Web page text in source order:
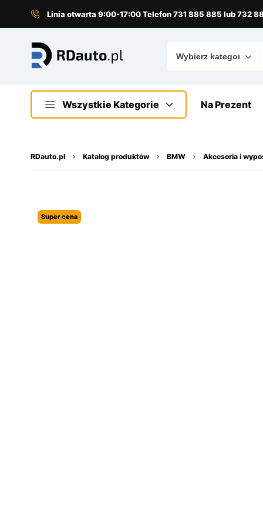
Linia otwarta 9:00-17:00 Telefon 731 885 885 lub 732
Wszystkie Kategorie Na Prezent
RDauto.pl Katalog produktów BMW Akcesoria i
Super cena